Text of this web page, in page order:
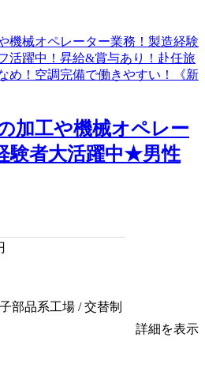
加工や機械オペレー
験者大活躍中★男性
部品系工場 / 交替制
詳細を表示